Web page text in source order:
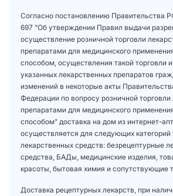
Согласно постановлению Правительства
697 "Об утверждении Правил выдачи
осуществление розничной торговли
препаратами для медицинского
способом, осуществления такой торговли
указанных лекарственных препаратов
изменений в некоторые акты
Федерации по вопросу розничной
препаратами для медицинского
способом" доставка на дом из интернет-
осуществляется для следующих категорий
лекарственных средств: безрецептурные
средства, БАДы, медицинские изделия,
красоты, бытовая химия и сопутствующие
Доставка рецептурных лекарств, при